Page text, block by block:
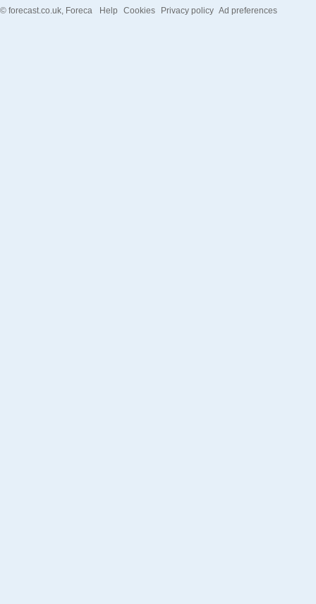
© forecast.co.uk , Foreca Help Cookies Privacy policy Ad preferences